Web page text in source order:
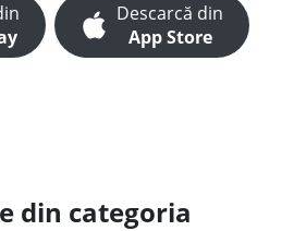
Descarcă din
App Store
din categoria